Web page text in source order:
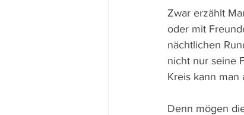
Zwar erzählt
oder mit
nächtlichen
nicht nur seine
Kreis kann
Denn mögen